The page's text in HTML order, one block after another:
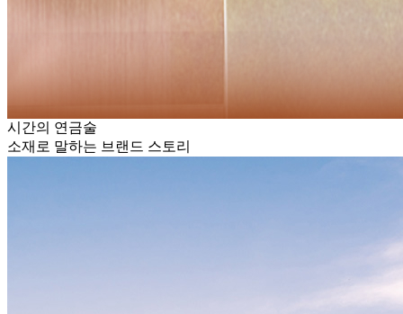
시간의 연금술
소재로 말하는 브랜드 스토리